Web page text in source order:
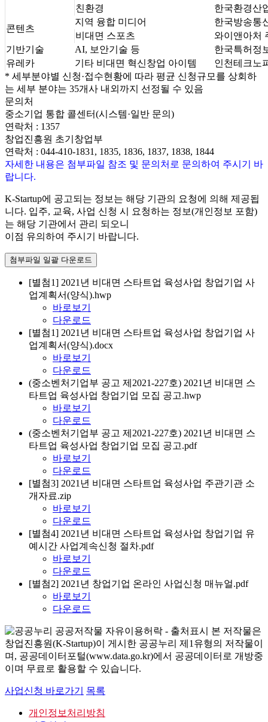
친환경
한국환경산
콘텐츠
지역 융합 미디어
한국방송통
비대면 스포츠
와이앤아처
기반기술
AI, 보안기술 등
한국특허정
유레카
기타 비대면 혁신창업 아이템
인천테크노
* 세부분야별 신청·접수현황에 따라 평균 신청규모를 상회하
는 세부 분야는 35개사 내외까지 선정될 수 있음
문의처
중소기업 통합 콜센터(시스템·일반 문의)
연락처 : 1357
창업진흥원 초기창업부
연락처 : 044-410-1831, 1835, 1836, 1837, 1838, 1844
자세한 내용은 첨부파일 참조 및 문의처로 문의하여 주시기 바
랍니다.
K-Startup에 공고되는 정보는 해당 기관의 요청에 의해 제공됩
니다. 입주, 교육, 사업 신청 시 요청하는 정보(개인정보 포함)
는 해당 기관에서 관리 되오니
이점 유의하여 주시기 바랍니다.
첨부파일 일괄 다운로드
[별첨1] 2021년 비대면 스타트업 육성사업 창업기업 사
업계획서(양식).hwp
바로보기
다운로드
[별첨1] 2021년 비대면 스타트업 육성사업 창업기업 사
업계획서(양식).docx
바로보기
다운로드
(중소벤처기업부 공고 제2021-227호) 2021년 비대면 스
타트업 육성사업 창업기업 모집 공고.hwp
바로보기
다운로드
(중소벤처기업부 공고 제2021-227호) 2021년 비대면 스
타트업 육성사업 창업기업 모집 공고.pdf
바로보기
다운로드
[별첨3] 2021년 비대면 스타트업 육성사업 주관기관 소
개자료.zip
바로보기
다운로드
[별첨4] 2021년 비대면 스타트업 육성사업 창업기업 유
예시간 사업계속신청 절차.pdf
바로보기
다운로드
[별첨2] 2021년 창업기업 온라인 사업신청 매뉴얼.pdf
바로보기
다운로드
본 저작물은
창업진흥원(K-Startup)이 게시한 공공누리 제1유형의 저작물이
며, 공공데이터포털(www.data.go.kr)에서 공공데이터로 개방중
이며 무료로 활용할 수 있습니다.
사업신청 바로가기 목록
개인정보처리방침